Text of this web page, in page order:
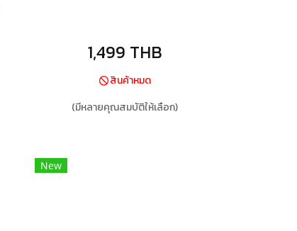
1,499 THB
สินค้าหมด
(มีหลายคุณสมบัติให้เลือก)
New